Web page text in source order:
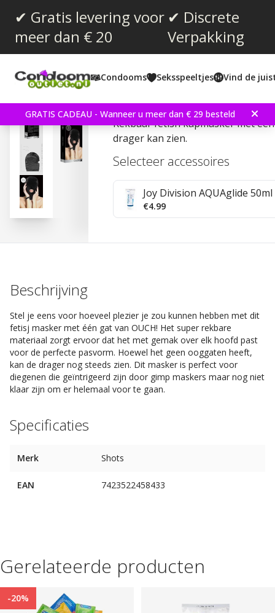
✔ Gratis levering voor
meer dan € 20
✔ Discrete
Verpakking
Condooms Seksspeeltjes Vind de
GRATIS CADEAU - Wanneer u meer dan € 29 besteld
Gemiddelde beoordeling:
0.0 aantal stemmen:
Mask with Mouth
Rekbaar fetish kapmasker met
drager kan zien.
Selecteer accessoires
Joy Division AQUAglide
€4.99
Beschrijving
Stel je eens voor hoeveel plezier je zou kunnen hebben met dit
fetisj masker met één gat van OUCH! Het super rekbare
materiaal zorgt ervoor dat het met gemak over elk hoofd past
voor de perfecte pasvorm. Hoewel het geen ooggaten heeft,
kan de drager nog steeds zien. Dit masker is perfect voor
diegenen die geïntrigeerd zijn door gimp maskers maar nog niet
klaar zijn om er helemaal voor te gaan.
Specificaties
Merk Shots
EAN 7423522458433
Gerelateerde producten
-20%